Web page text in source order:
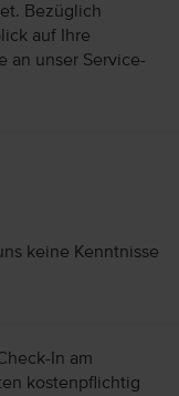
Bezüglich
auf Ihre
an unser Service-
keine Kenntnisse
In am
kostenpflichtig